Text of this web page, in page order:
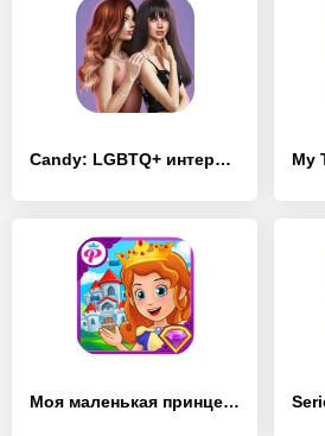
Candy: LGBTQ+ интерактивные любовные истории
Моя маленькая принцесса : Замок